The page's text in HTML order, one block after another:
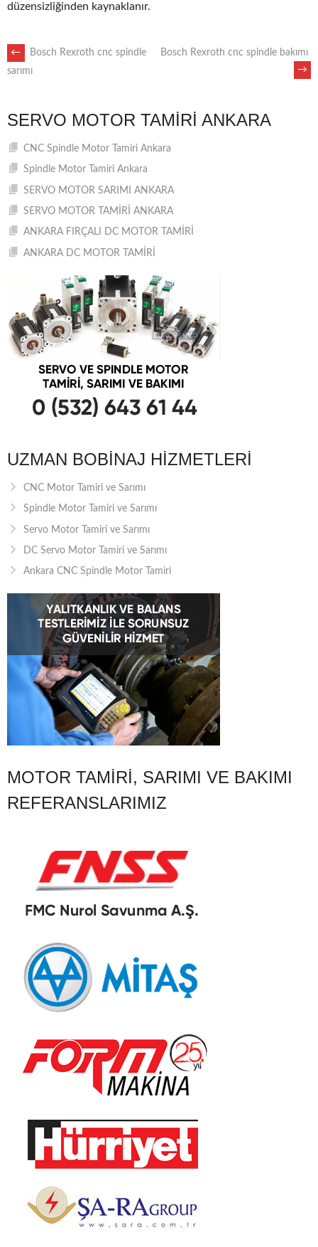
düzensizliğinden kaynaklanır.
POST
←
Bosch Rexroth cnc spindle
sarımı
Bosch Rexroth cnc spindle bakımı
→
SERVO MOTOR TAMIRI ANKARA
CNC Spindle Motor Tamiri Ankara
Spindle Motor Tamiri Ankara
SERVO MOTOR SARIMI ANKARA
SERVO MOTOR TAMİRİ ANKARA
ANKARA FIRÇALI DC MOTOR TAMİRİ
ANKARA DC MOTOR TAMİRİ
UZMAN BOBINAJ HIZMETLERI
CNC Motor Tamiri ve Sarımı
Spindle Motor Tamiri ve Sarımı
Servo Motor Tamiri ve Sarımı
DC Servo Motor Tamiri ve Sarımı
Ankara CNC Spindle Motor Tamiri
MOTOR TAMIRI, SARIMI VE BAKIMI
REFERANSLARIMIZ